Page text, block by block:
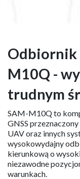
Odbiornik
M10Q -
trudnym
SAM-M10Q to
GNSS
UAV oraz innych
wysokowydajny
kierunkową o
niezawodne
warunkach.